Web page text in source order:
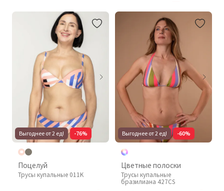
Выгоднее от 2 ед! -76%
Поцелуй
Трусы купальные 011K
Выгоднее от 2 ед! -60%
Цветные полоски
Трусы купальные
бразилиана 427CS